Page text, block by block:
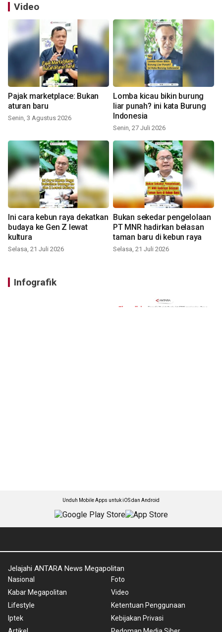
Video
Pajak marketplace: Bukan
aturan baru
Senin, 3 Agustus 2026
Lomba kicau bikin burung
liar punah? ini kata Burung
Indonesia
Senin, 27 Juli 2026
Ini cara kebun raya dekatkan
budaya ke Gen Z lewat
kultura
Selasa, 21 Juli 2026
Bukan sekedar pengelolaan
PT MNR hadirkan belasan
taman baru di kebun raya
Selasa, 21 Juli 2026
Infografik
Unduh Mobile Apps untuk iOS dan Android
Jelajahi ANTARA News Megapolitan
Nasional
Kabar Megapolitan
Lifestyle
Iptek
Foto
Video
Ketentuan Penggunaan
Kebijakan Privasi